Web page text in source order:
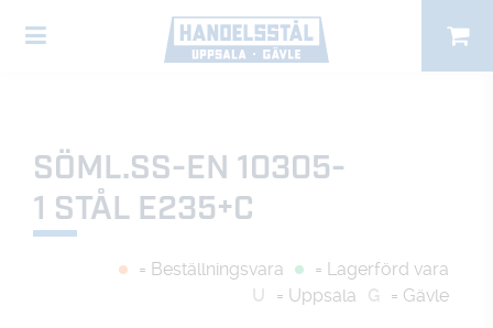
SÖML.SS-EN 10305-
1 STÅL E235+C
= Beställningsvara
= Lagerförd vara
U
= Uppsala G = Gävle